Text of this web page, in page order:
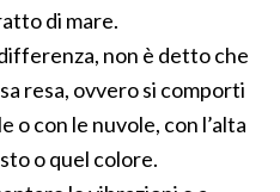
di mare.
non è detto che
resa, ovvero si comporti
o con le nuvole, con l’alta
o quel colore.